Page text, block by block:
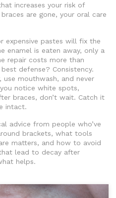
increases your risk of
are gone, your oral care
expensive pastes will fix the
enamel is eaten away, only a
repair costs more than
defense? Consistency.
use mouthwash, and never
notice white spots,
braces, don’t wait. Catch it
intact.
advice from people who’ve
brackets, what tools
matters, and how to avoid
lead to decay after
helps.